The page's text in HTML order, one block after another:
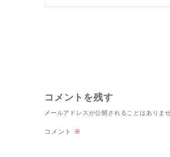
コメントを残す
メールアドレスが公開されることはありませ
コメント ※